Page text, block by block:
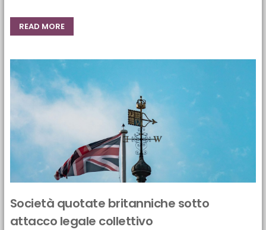
READ MORE
Società quotate britanniche sotto
attacco legale collettivo